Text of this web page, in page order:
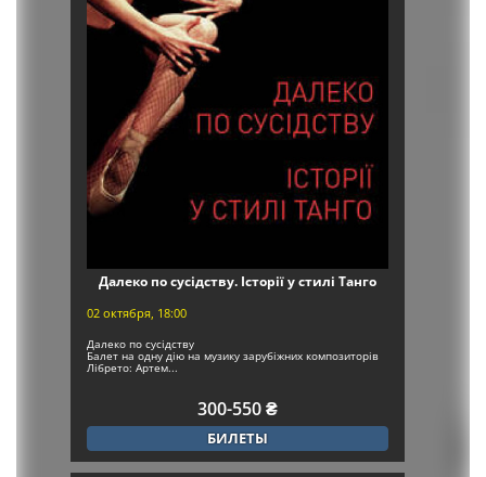
Далеко по сусідству. Історії у стилі Танго
02 октября, 18:00
Далеко по сусідству
Балет на одну дію на музику зарубіжних композиторів
Лібрето: Артем...
300-550 ₴
БИЛЕТЫ